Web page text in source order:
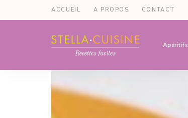
ACCUEIL A PROPOS CONTACT
Recettes
faciles,
recettes
Recettes
Stella
Cuisine
Apéritifs